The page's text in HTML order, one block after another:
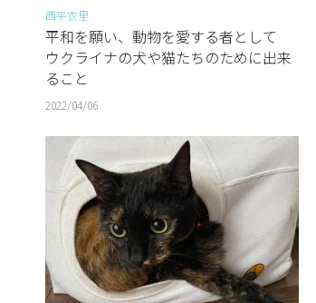
西平衣里
平和を願い、動物を愛する者として
ウクライナの犬や猫たちのために出来
ること
2022/04/06